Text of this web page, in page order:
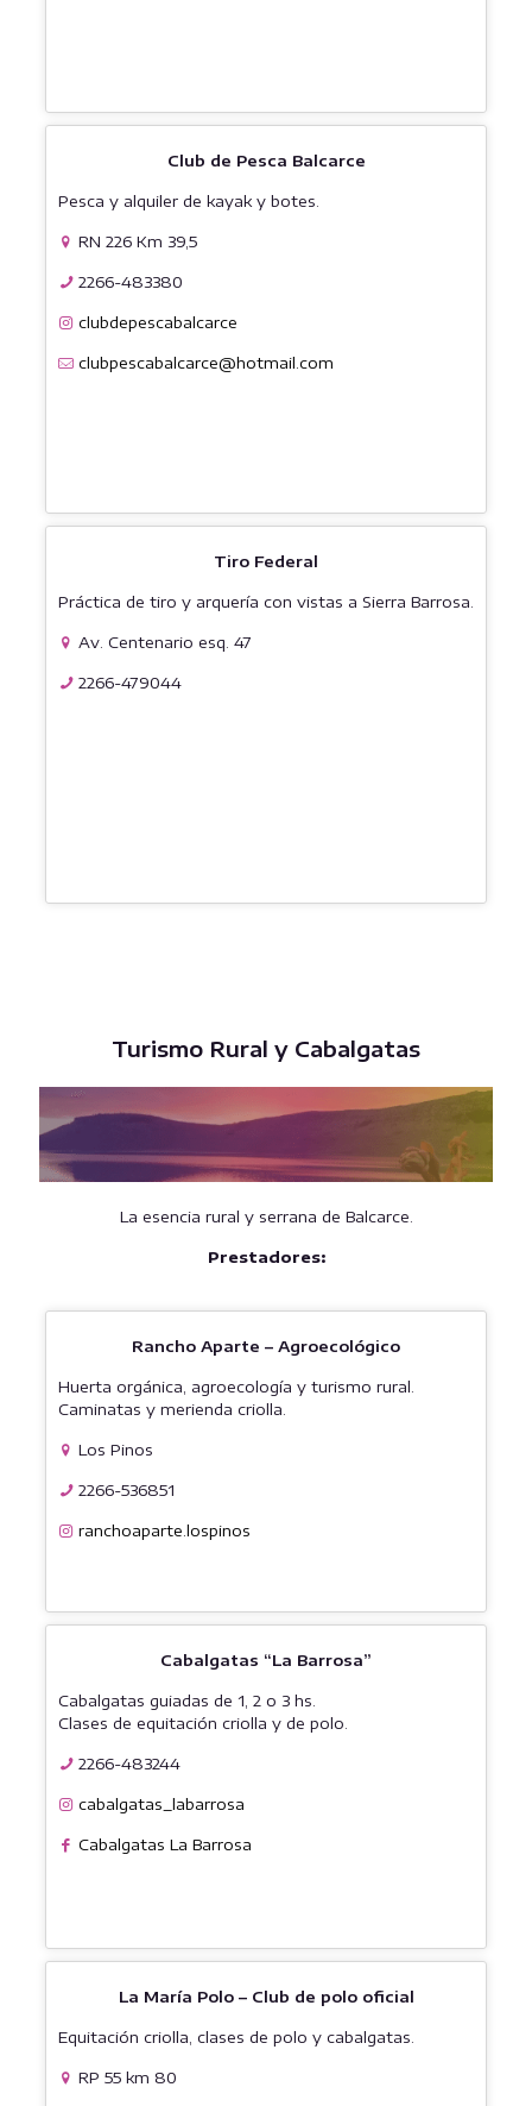
Club de Pesca Balcarce
Pesca y alquiler de kayak y botes.
RN 226 Km 39,5
2266-483380
clubdepescabalcarce
clubpescabalcarce@hotmail.com
Tiro Federal
Práctica de tiro y arquería con vistas a Sierra Barrosa.
Av. Centenario esq. 47
2266-479044
Turismo Rural y Cabalgatas
La esencia rural y serrana de Balcarce.
Prestadores:
Rancho Aparte – Agroecológico
Huerta orgánica, agroecología y turismo rural.
Caminatas y merienda criolla.
Los Pinos
2266-536851
ranchoaparte.lospinos
Cabalgatas “La Barrosa”
Cabalgatas guiadas de 1, 2 o 3 hs.
Clases de equitación criolla y de polo.
2266-483244
cabalgatas_labarrosa
Cabalgatas La Barrosa
La María Polo – Club de polo oficial
Equitación criolla, clases de polo y cabalgatas.
RP 55 km 80